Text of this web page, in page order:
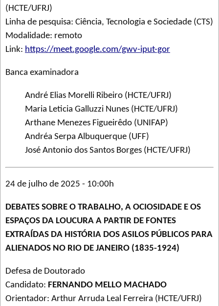
(HCTE/UFRJ)
Linha de pesquisa: Ciência, Tecnologia e Sociedade (CTS)
Modalidade: remoto
Link: https://meet.google.com/gwv-iput-gor
Banca examinadora
André Elias Morelli Ribeiro (HCTE/UFRJ)
Maria Leticia Galluzzi Nunes (HCTE/UFRJ)
Arthane Menezes Figueirêdo (UNIFAP)
Andréa Serpa Albuquerque (UFF)
José Antonio dos Santos Borges (HCTE/UFRJ)
24 de julho de 2025 - 10:00h
DEBATES SOBRE O TRABALHO, A OCIOSIDADE E OS
ESPAÇOS DA LOUCURA A PARTIR DE FONTES
EXTRAÍDAS DA HISTÓRIA DOS ASILOS PÚBLICOS PARA
ALIENADOS NO RIO DE JANEIRO (1835-1924)
Defesa de Doutorado
Candidato: FERNANDO MELLO MACHADO
Orientador: Arthur Arruda Leal Ferreira (HCTE/UFRJ)